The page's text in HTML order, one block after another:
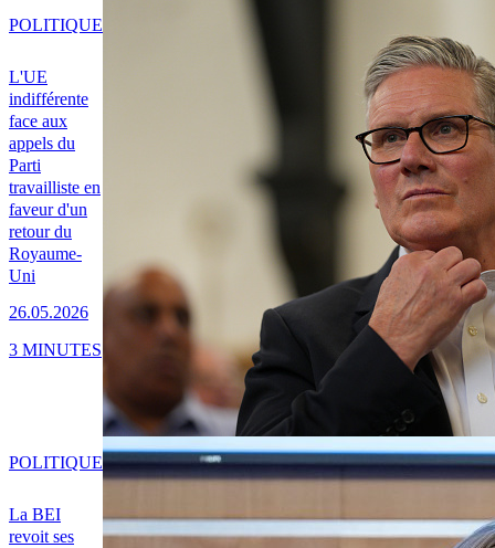
L'UE
indifférente
face aux
appels du
Parti
travailliste en
faveur d'un
retour du
Royaume-
Uni
26.05.2026
POLITIQUE
3 MINUTES
La BEI
revoit ses
POLITIQUE